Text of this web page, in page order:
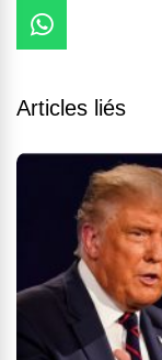
Articles liés